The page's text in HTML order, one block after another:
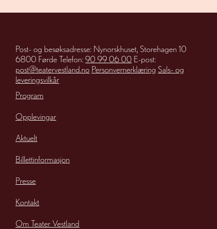
Post- og besøksadresse: Nynorskhuset, Storehagen 10
6800 Førde Telefon: 90 99 06 00 E-post:
post@teatervestland.no Personvernerklæring Sals- og
leveringsvilkår
Program
Opplevingar
Aktuelt
Billettinformasjon
Presse
Kontakt
Om Teater Vestland